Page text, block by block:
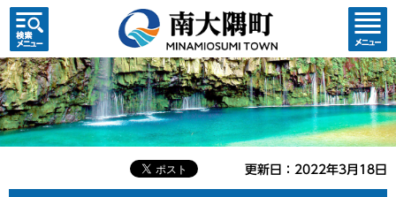
検索・
共通メ
ニュー
コンテ
ンツメ
ニュー
更新日：2022年3月18日